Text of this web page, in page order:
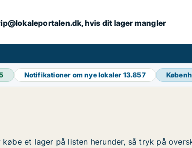
hvis dit lager mangler
Notifikationer om nye lokaler 13.857
et lager på listen herunder, så tryk på